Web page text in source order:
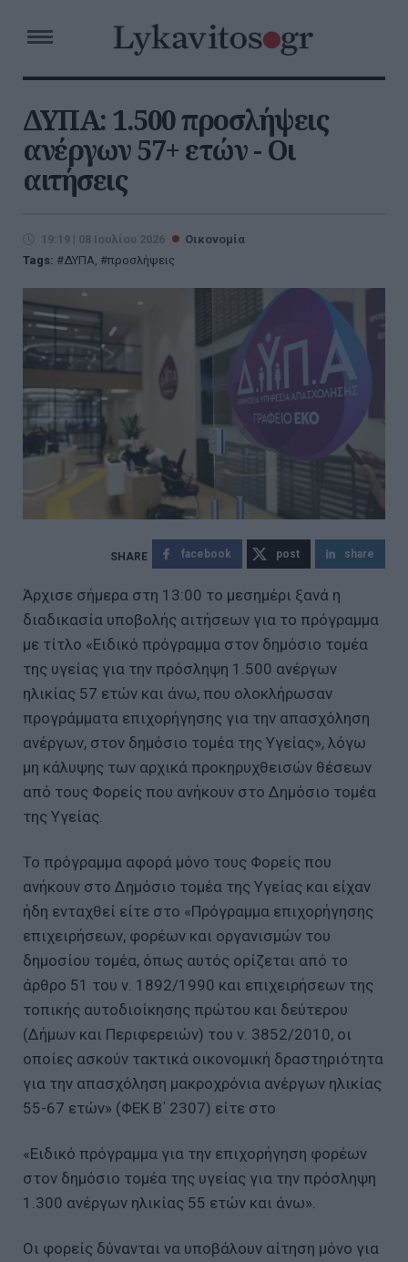
ΔΥΠΑ: 1.500 προσλήψεις
ανέργων 57+ ετών - Oι
αιτήσεις
19:19 | 08 Ιουλίου 2026
Οικονομία
Tags:
ΔΥΠΑ, προσλήψεις
facebook post share
Άρχισε σήμερα στη 13:00 το μεσημέρι ξανά η
διαδικασία υποβολής αιτήσεων για το πρόγραμμα
με τίτλο «Ειδικό πρόγραμμα στον δημόσιο τομέα
της υγείας για την πρόσληψη 1.500 ανέργων
ηλικίας 57 ετών και άνω, που ολοκλήρωσαν
προγράμματα επιχορήγησης για την απασχόληση
ανέργων, στον δημόσιο τομέα της Υγείας», λόγω
μη κάλυψης των αρχικά προκηρυχθεισών θέσεων
από τους Φορείς που ανήκουν στο Δημόσιο τομέα
της Υγείας.
Το πρόγραμμα αφορά μόνο τους Φορείς που
ανήκουν στο Δημόσιο τομέα της Υγείας και είχαν
ήδη ενταχθεί είτε στο «Πρόγραμμα επιχορήγησης
επιχειρήσεων, φορέων και οργανισμών του
δημοσίου τομέα, όπως αυτός ορίζεται από το
άρθρο 51 του ν. 1892/1990 και επιχειρήσεων της
τοπικής αυτοδιοίκησης πρώτου και δεύτερου
(Δήμων και Περιφερειών) του ν. 3852/2010, οι
οποίες ασκούν τακτικά οικονομική δραστηριότητα
για την απασχόληση μακροχρόνια ανέργων ηλικίας
55-67 ετών» (ΦΕΚ Β΄ 2307) είτε στο
«Ειδικό πρόγραμμα για την επιχορήγηση φορέων
στον δημόσιο τομέα της υγείας για την πρόσληψη
1.300 ανέργων ηλικίας 55 ετών και άνω».
Οι φορείς δύνανται να υποβάλουν αίτηση μόνο για